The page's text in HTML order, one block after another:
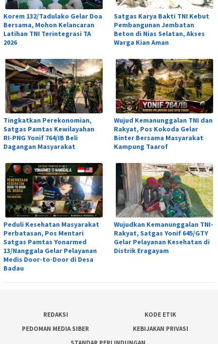
Korem 132/Tadulako Gelar Doa
Bersama, Mohon Kelancaran
Latihan TNI Terintegrasi TA
2026
Satgas Karya Bakti TNI Kebut
Pembangunan Jembatan
Beton di Nias Selatan, Akses
Warga Kian Aman
Tingkatkan Perekonomian,
Satgas Pamtas Kewilayahan
RI-PNG Yonif 764/IB Beli
Dagangan Masyarakat
Wujud Kemanunggalan TNI dan
Rakyat, Pos Kokoda Gelar
Binter Bersama Masyarakat
Kampung Taarof
Peduli Kesehatan Masyarakat
Perbatasan, Pos Mentari
Satgas Pamtas Yonarmed
13/Nanggala Gelar Pelayanan
Medis Door-to-Door di Desa
Badau
Wujudkan Kemanunggalan TNI-
Rakyat, Satgas Yonif 645/GTY
Gelar Pelayanan Kesehatan di
Distrik Eragayam
REDAKSI
KODE ETIK
PEDOMAN MEDIA SIBER
KEBIJAKAN PRIVASI